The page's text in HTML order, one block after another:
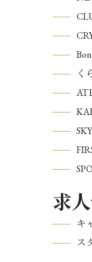
く
求
キ
ス